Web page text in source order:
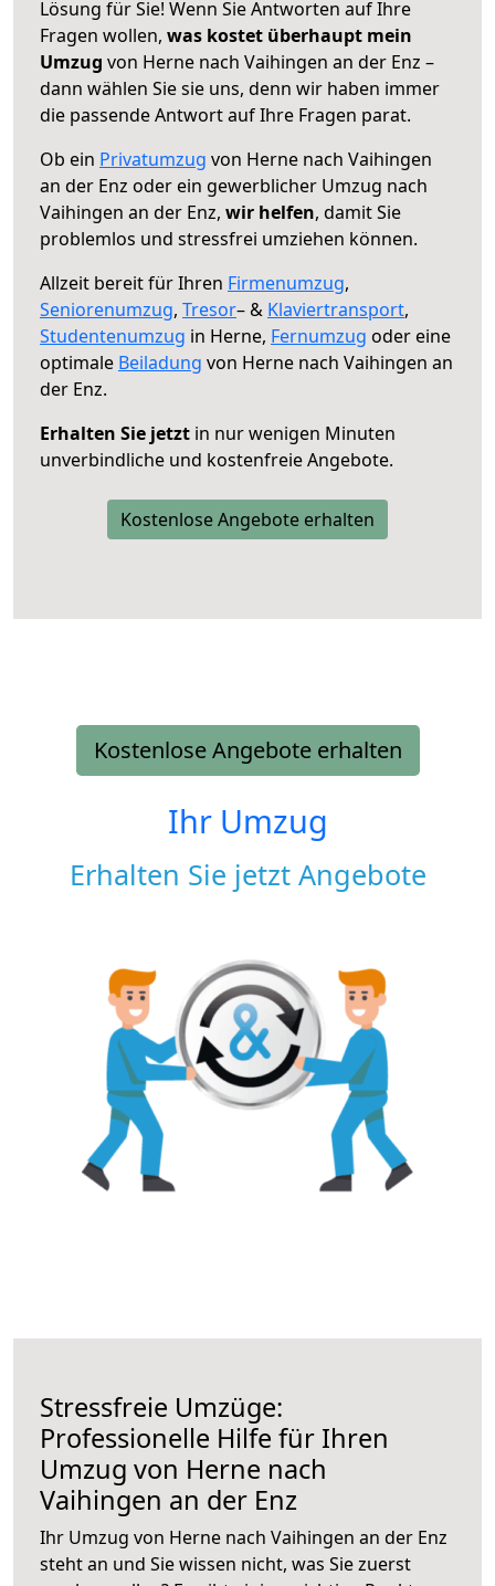
Lösung für Sie! Wenn Sie Antworten auf Ihre
Fragen wollen, was kostet überhaupt mein
Umzug von Herne nach Vaihingen an der Enz –
dann wählen Sie sie uns, denn wir haben immer
die passende Antwort auf Ihre Fragen parat.
Ob ein Privatumzug von Herne nach Vaihingen
an der Enz oder ein gewerblicher Umzug nach
Vaihingen an der Enz, wir helfen, damit Sie
problemlos und stressfrei umziehen können.
Allzeit bereit für Ihren Firmenumzug,
Seniorenumzug, Tresor– & Klaviertransport,
Studentenumzug in Herne, Fernumzug oder eine
optimale Beiladung von Herne nach Vaihingen an
der Enz.
Erhalten Sie jetzt in nur wenigen Minuten
unverbindliche und kostenfreie Angebote.
Kostenlose Angebote erhalten
Kostenlose Angebote erhalten
Ihr Umzug
Erhalten Sie jetzt Angebote
Stressfreie Umzüge:
Professionelle Hilfe für Ihren
Umzug von Herne nach
Vaihingen an der Enz
Ihr Umzug von Herne nach Vaihingen an der Enz
steht an und Sie wissen nicht, was Sie zuerst